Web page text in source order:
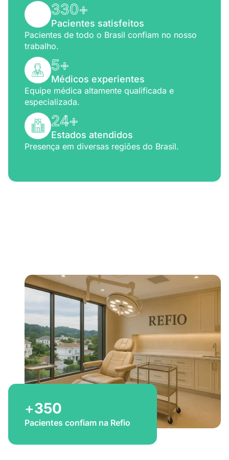
330+
Pacientes satisfeitos
Pacientes de todo o Brasil confiam no nosso
trabalho.
5+
Médicos experientes
Equipe médica altamente qualificada e
especializada.
24+
Estados atendidos
Presença em diversas regiões do Brasil.
+350
Pacientes confiam na Refio